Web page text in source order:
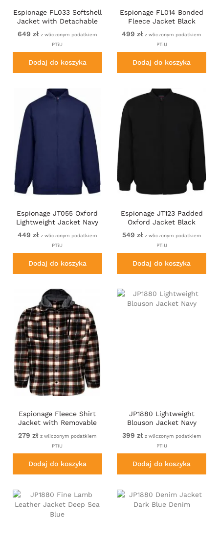
Espionage FL033 Softshell
Jacket with Detachable
649 zł z wliczonym podatkiem
PTiU
Dodaj do koszyka
Espionage FL014 Bonded
Fleece Jacket Black
499 zł z wliczonym podatkiem
PTiU
Dodaj do koszyka
Espionage JT055 Oxford
Lightweight Jacket Navy
449 zł z wliczonym podatkiem
PTiU
Dodaj do koszyka
Espionage JT123 Padded
Oxford Jacket Black
549 zł z wliczonym podatkiem
PTiU
Dodaj do koszyka
Espionage Fleece Shirt
Jacket with Removable
279 zł z wliczonym podatkiem
PTiU
Dodaj do koszyka
JP1880 Lightweight
Blouson Jacket Navy
399 zł z wliczonym podatkiem
PTiU
Dodaj do koszyka